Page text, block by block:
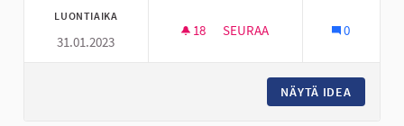
LUONTIAIKA
31.01.2023
18 18 SEURAAJAA
SEURAA 0
NÄYTÄ IDEA